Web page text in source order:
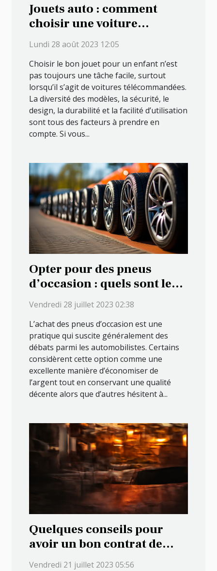
Jouets auto : comment
choisir une voiture
télécommandée pour votre
enfant
Lundi 28 août 2023 12:05
Choisir le bon jouet pour un enfant n’est
pas toujours une tâche facile, surtout
lorsqu’il s’agit de voitures télécommandées.
La diversité des modèles, la sécurité, le
design, la durabilité et la facilité d’utilisation
sont tous des facteurs à prendre en
compte. Si vous...
Opter pour des pneus
d’occasion : quels sont les
avantages que cela
présente ?
Vendredi 28 juillet 2023 02:38
L’achat des pneus d’occasion est une
pratique qui suscite généralement des
débats parmi les automobilistes. Certains
considèrent cette option comme une
excellente manière d’économiser de
l’argent tout en conservant une qualité
décente alors que d’autres hésitent à...
Quelques conseils pour
avoir un bon contrat de
location de véhicule
Vendredi 21 juillet 2023 05:56